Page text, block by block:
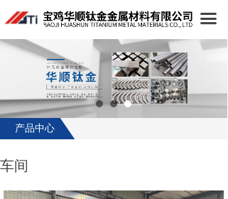
끀
首页
公司简介
产品中心
生产设备
新闻中心
在线留言
产品中心
车间